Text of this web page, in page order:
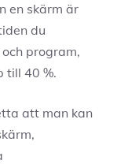
en skärm är
du
program,
till 40 %.
att man kan